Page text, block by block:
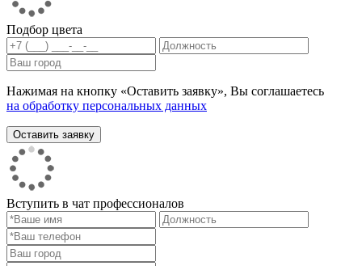
Подбор цвета
Нажимая на кнопку «Оставить заявку», Вы соглашаетесь
на обработку персональных данных
Вступить в чат профессионалов